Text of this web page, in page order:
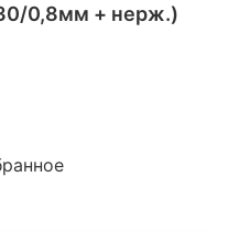
0,8мм + нерж.)